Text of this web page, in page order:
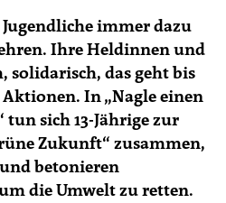
immer dazu
Ihre Heldinnen und
solidarisch, das geht bis
In „Nagle einen
tun sich 13-Jährige zur
Zukunft“ zusammen,
betonieren
die Umwelt zu retten.